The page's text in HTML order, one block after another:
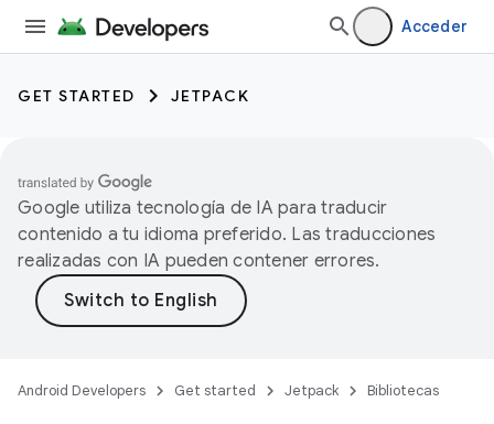
Acceder
GET STARTED JETPACK
Google utiliza tecnología de IA para traducir
contenido a tu idioma preferido. Las traducciones
realizadas con IA pueden contener errores.
Android Developers Get started Jetpack Bibliotecas